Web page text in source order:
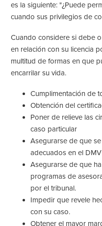
es la siguiente: "¿Puede
cuando sus privilegios de
Cuando considere si debe
en relación con su licencia
multitud de formas en que
encarrilar su vida.
Cumplimentación de
Obtención del
Poner de relieve las
caso particular
Asegurarse de que
adecuados en el
Asegurarse de que
programas de
por el tribunal.
Impedir que revele
con su caso.
Obtener el mayor